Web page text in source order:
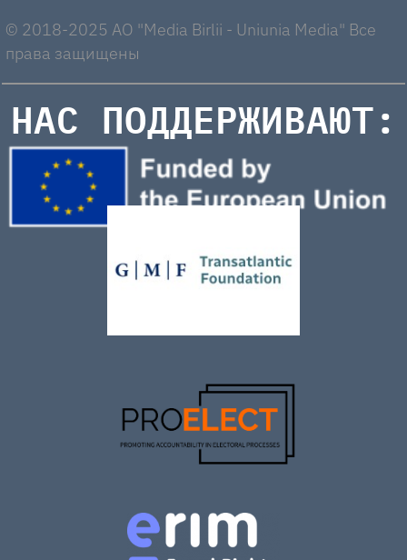
© 2018-2025 AO "Media Birlii - Uniunia Media" Все
права защищены
НАС ПОДДЕРЖИВАЮТ: